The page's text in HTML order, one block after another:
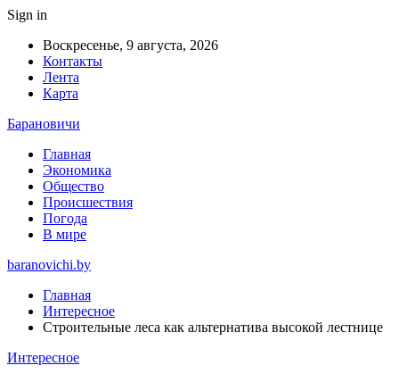
Sign in
Воскресенье, 9 августа, 2026
Контакты
Лента
Карта
Барановичи
Главная
Экономика
Общество
Происшествия
Погода
В мире
baranovichi.by
Главная
Интересное
Строительные леса как альтернатива высокой лестнице
Интересное